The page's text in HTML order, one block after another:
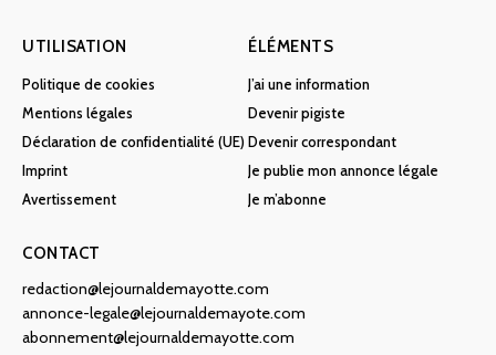
UTILISATION
Politique de cookies
Mentions légales
Déclaration de confidentialité (UE)
Imprint
Avertissement
ÉLÉMENTS
J’ai une information
Devenir pigiste
Devenir correspondant
Je publie mon annonce légale
Je m’abonne
CONTACT
redaction@lejournaldemayotte.com
annonce-legale@lejournaldemayote.com
abonnement@lejournaldemayotte.com